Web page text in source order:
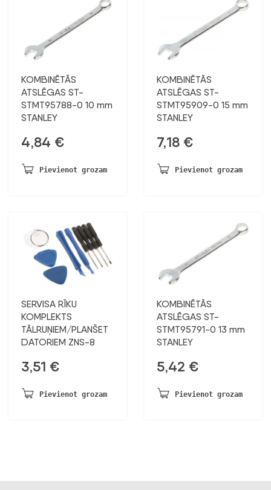
KOMBINĒTĀS
ATSLĒGAS ST-
STMT95788-0 10 mm
STANLEY
4,84 €
Pievienot grozam
KOMBINĒTĀS
ATSLĒGAS ST-
STMT95909-0 15 mm
STANLEY
7,18 €
Pievienot grozam
SERVISA RĪKU
KOMPLEKTS
TĀLRUŅIEM/PLANŠET
DATORIEM ZNS-8
3,51 €
Pievienot grozam
KOMBINĒTĀS
ATSLĒGAS ST-
STMT95791-0 13 mm
STANLEY
5,42 €
Pievienot grozam